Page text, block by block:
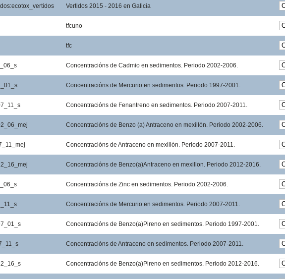
Vertidos 2015 - 2016 en Galicia
tfcuno
tfc
Concentracións de Cadmio en sedimentos. Periodo 2002-2006.
Concentracións de Mercurio en sedimentos. Periodo 1997-2001.
Concentracións de Fenantreno en sedimentos. Periodo 2007-2011.
Concentracións de Benzo (a) Antraceno en mexillón. Periodo 2002-2006.
Concentracións de Antraceno en mexillón. Periodo 2007-2011.
Concentracións de Benzo(a)Antraceno en mexillon. Periodo 2012-2016.
Concentracións de Zinc en sedimentos. Periodo 2002-2006.
Concentracións de Mercurio en sedimentos. Periodo 2007-2011.
Concentracións de Benzo(a)Pireno en sedimentos. Periodo 1997-2001.
Concentracións de Antraceno en sedimentos. Periodo 2007-2011.
Concentracións de Benzo(a)Pireno en sedimentos. Periodo 2012-2016.